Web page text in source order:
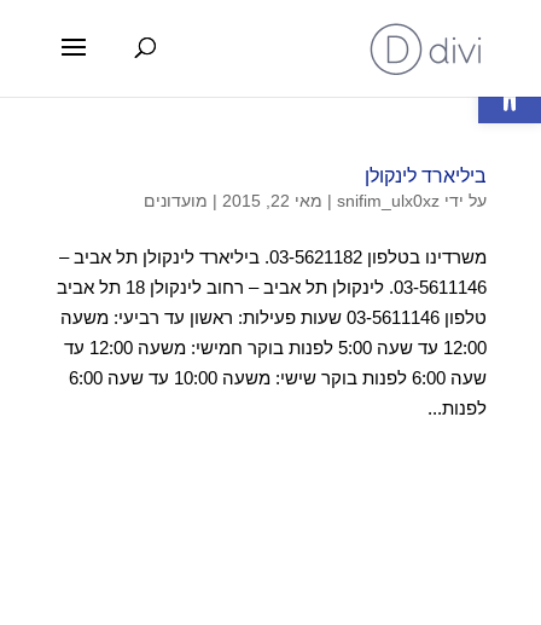
ביליארד לינקולן
על ידי snifim_ulx0xz
| מאי 22, 2015 | מועדונים
משרדינו בטלפון 03-5621182. ביליארד לינקולן תל אביב –
03-5611146. לינקולן תל אביב – רחוב לינקולן 18 תל אביב
טלפון 03-5611146 שעות פעילות: ראשון עד רביעי: משעה
12:00 עד שעה 5:00 לפנות בוקר חמישי: משעה 12:00 עד
שעה 6:00 לפנות בוקר שישי: משעה 10:00 עד שעה 6:00
לפנות...
פתח סרגל נגישות